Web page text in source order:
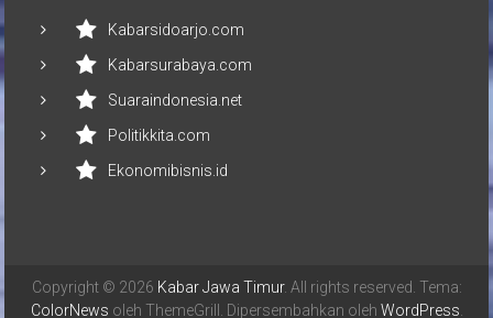
Kabarsidoarjo.com
Kabarsurabaya.com
Suaraindonesia.net
Politikkita.com
Ekonomibisnis.id
Copyright © 2026 Kabar Jawa Timur. All rights reserved. Tema:
ColorNews oleh ThemeGrill. Dipersembahkan oleh WordPress.